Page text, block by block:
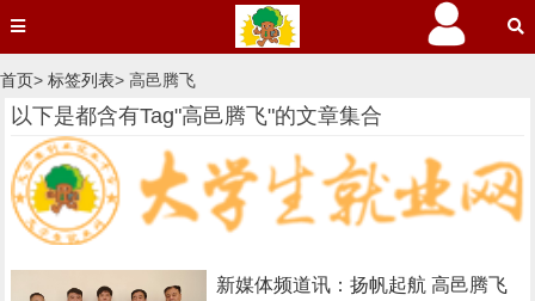
首页> 标签列表> 高邑腾飞
以下是都含有Tag"高邑腾飞"的文章集合
新媒体频道讯：扬帆起航 高邑腾飞